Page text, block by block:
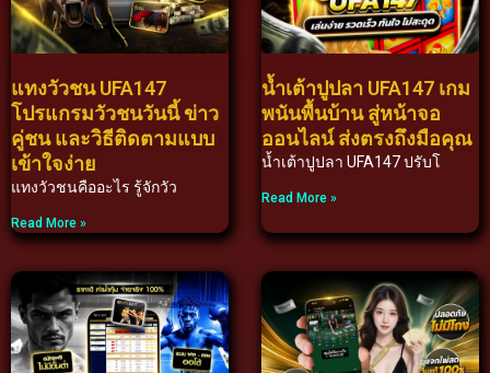
แทงวัวชน UFA147
โปรแกรมวัวชนวันนี้ ข่าว
คู่ชน และวิธีติดตามแบบ
เข้าใจง่าย
แทงวัวชนคืออะไร รู้จักวัว
Read More »
น้ำเต้าปูปลา UFA147 เกม
พนันพื้นบ้าน สู่หน้าจอ
ออนไลน์ ส่งตรงถึงมือคุณ
น้ำเต้าปูปลา UFA147 ปรับโ
Read More »